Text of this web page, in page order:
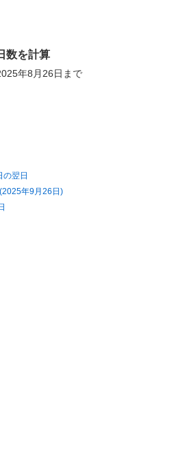
数を計算
年8月26日まで
翌日
年9月26日)